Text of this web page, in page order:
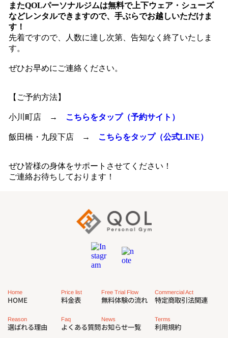
またQOLパーソナルジムは無料で上下ウェア・シューズ
などレンタルできますので、手ぶらでお越しいただけま
す！
先着ですので、人数に達し次第、告知なく終了いたしま
す。
ぜひお早めにご連絡ください。
【ご予約方法】
小川町店 → こちらをタップ（予約サイト）
飯田橋・九段下店 → こちらをタップ（公式LINE）
ぜひ皆様の身体をサポートさせてください！
ご連絡お待ちしております！
Home
HOME
Reason
選ばれる理由
Price list
料金表
Faq
よくある質問
Free Trial Flow
無料体験の流れ
News
お知らせ一覧
Commercial Act
特定商取引法関連
Terms
利用規約